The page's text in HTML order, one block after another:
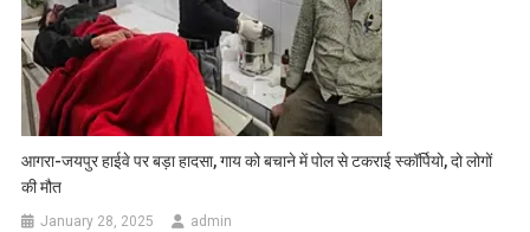
आगरा-जयपुर हाईवे पर बड़ा हादसा, गाय को बचाने में पोल से टकराई स्कॉर्पियो, दो लोगों
की मौत
January 28, 2025 admin